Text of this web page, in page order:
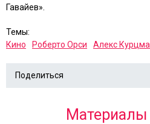
Гавайев»
Темы:
Кино
Роберто Орси Алекс
Поделиться
Материалы